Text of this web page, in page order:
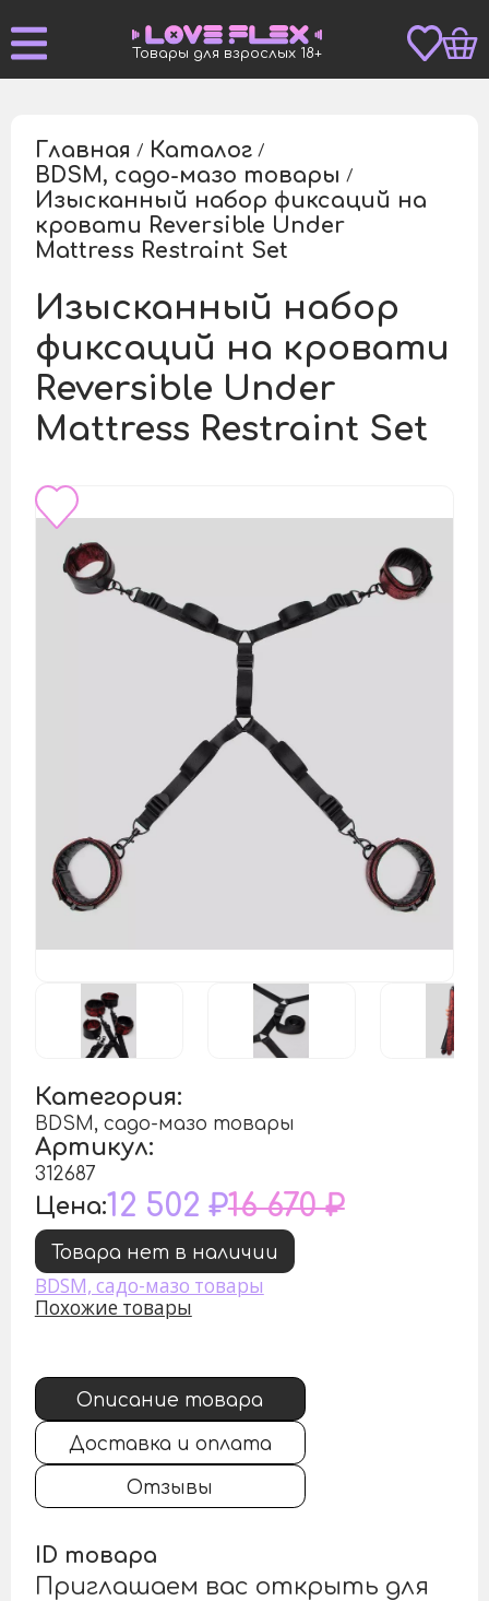
Товары для взрослых 18+
Главная / Каталог /
BDSM, садо-мазо товары /
Изысканный набор фиксаций на
кровати Reversible Under
Mattress Restraint Set
Изысканный набор
фиксаций на кровати
Reversible Under
Mattress Restraint Set
Категория:
BDSM, садо-мазо товары
Артикул:
312687
Цена:12 502 ₽16 670 ₽
Товара нет в наличии
BDSM, садо-мазо товары
Похожие товары
Описание товара
Доставка и оплата
Отзывы
ID товара
Приглашаем вас открыть для